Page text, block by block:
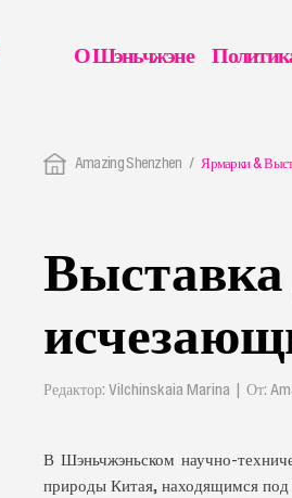
Amazing Shenzhen Ярмарки &
Выставка
Редактор: Vilchinskaia Marina | От:
В Шэньчжэньском научно-
природы Китая, находящимся под
О Шэньчжэне